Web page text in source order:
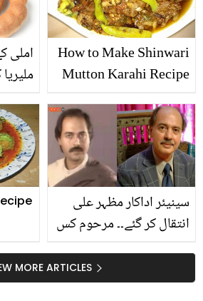
املی
ہیں؟
کہ
کرنا
How to Make Shinwari
Mutton Karahi Recipe
سینیئر اداکار مظہر علی
انتقال کر گئے۔۔ مرحوم کس
MORE ARTICLES